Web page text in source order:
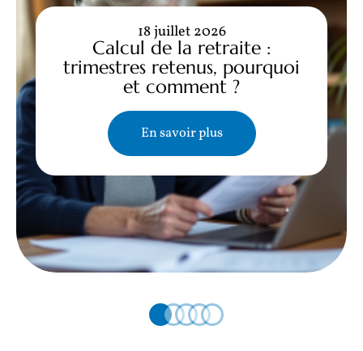
Calcul de la retraite :
trimestres retenus, pourquoi
et comment ?
18 juillet 2026
En savoir plus